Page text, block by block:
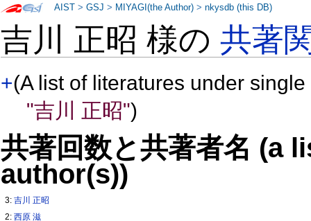
吉川 正昭 様の共著
+(A list of literatures under
"吉川 正昭")
共著回数と共著者名 (a
author(s))
3:吉川 正昭
2:西原 滋
AIST >GSJ > MIYAGI(the Author) >nkysdb (this DB)